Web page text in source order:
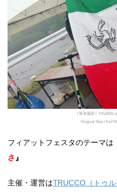
［筆者撮影］
Original Shot / Exif
フィアットフェスタのテーマは
さ 』
主催・運営はTRUCCO（トゥル